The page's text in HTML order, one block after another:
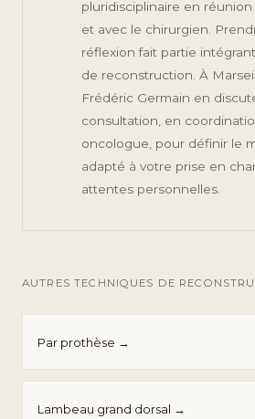
pluridisciplinaire en
et avec le chirurgien.
réflexion fait partie
de reconstruction. À
Frédéric Germain en
consultation, en
oncologue, pour définir le
adapté à votre prise en
attentes personnelles.
AUTRES TECHNIQUES DE
Par prothèse →
Lambeau grand dorsal →